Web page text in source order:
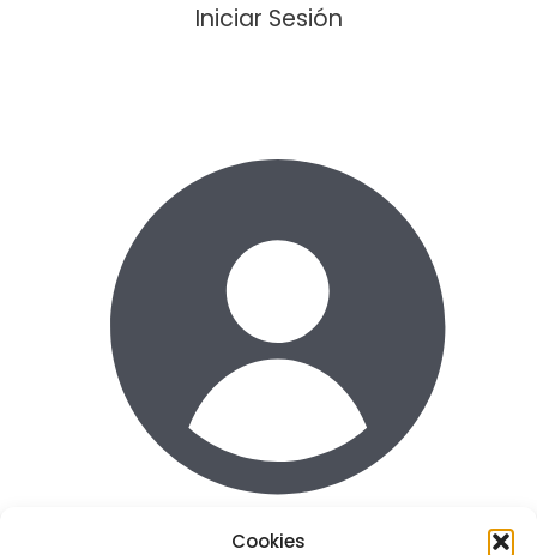
Cookies
Iniciar Sesión